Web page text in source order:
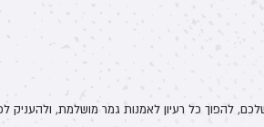
להפוך כל רעיון לאמנות גמר מושלמת,